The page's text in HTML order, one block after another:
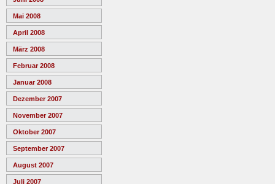
Mai 2008
April 2008
März 2008
Februar 2008
Januar 2008
Dezember 2007
November 2007
Oktober 2007
September 2007
August 2007
Juli 2007